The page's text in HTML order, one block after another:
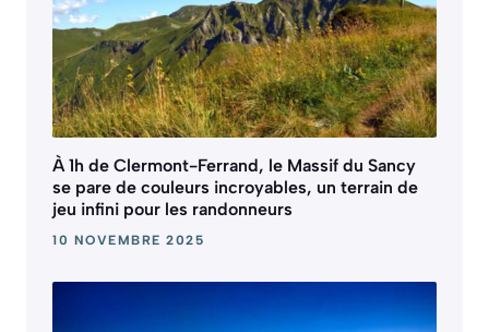
À 1h de Clermont-Ferrand, le Massif du Sancy
se pare de couleurs incroyables, un terrain de
jeu infini pour les randonneurs
10 NOVEMBRE 2025